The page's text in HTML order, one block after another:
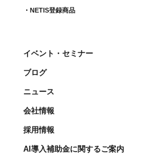
NETIS登録商品
イベント・セミナー
ブログ
ニュース
会社情報
採用情報
AI導入補助金に関するご案内